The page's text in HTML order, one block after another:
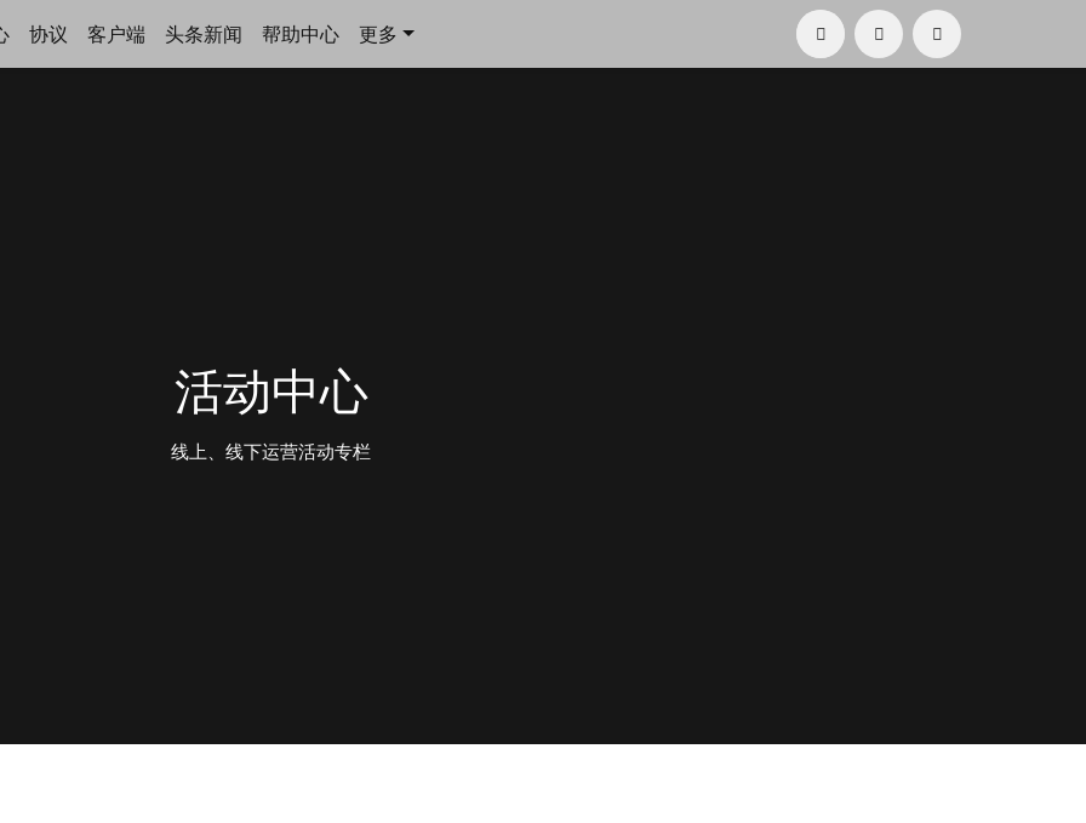
协议 客户端 头条新闻 帮助中心 更多
活动中心
线上、线下运营活动专栏